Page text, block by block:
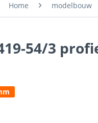
Home modelbouw
54/3